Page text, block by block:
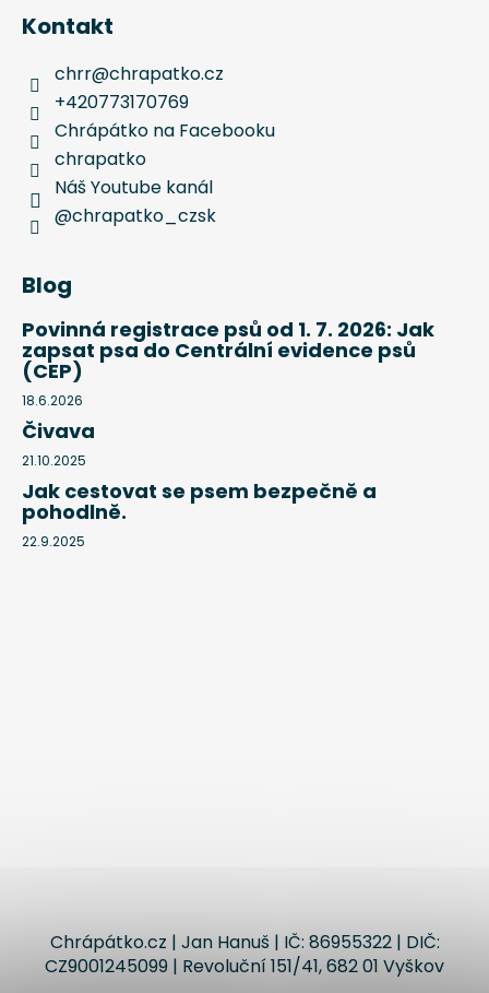
Kontakt
chrr@chrapatko.cz
+420773170769
Chrápátko na Facebooku
chrapatko
Náš Youtube kanál
@chrapatko_czsk
Blog
Povinná registrace psů od 1. 7. 2026: Jak
zapsat psa do Centrální evidence psů
(CEP)
18.6.2026
Čivava
21.10.2025
Jak cestovat se psem bezpečně a
pohodlně.
22.9.2025
Chrápátko.cz | Jan Hanuš | IČ: 86955322 | DIČ:
CZ9001245099 | Revoluční 151/41, 682 01 Vyškov